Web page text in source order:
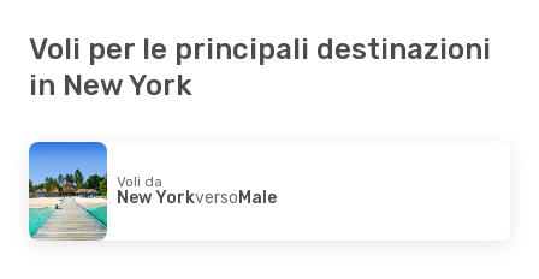
Voli per le principali destinazioni
in New York
Voli da
New YorkversoMale